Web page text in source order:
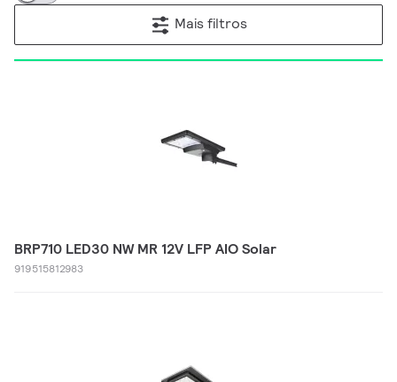
Mais filtros
BRP710 LED30 NW MR 12V LFP AIO Solar
919515812983